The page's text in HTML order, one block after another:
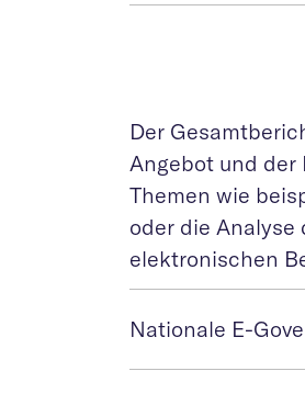
Der
Angebot und
Themen wie
oder die
elektronischen
Nationale E-